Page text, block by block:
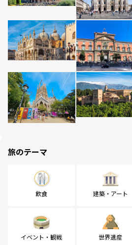
旅のテーマ
飲食 建築・アート
イベント・観戦 世界遺産